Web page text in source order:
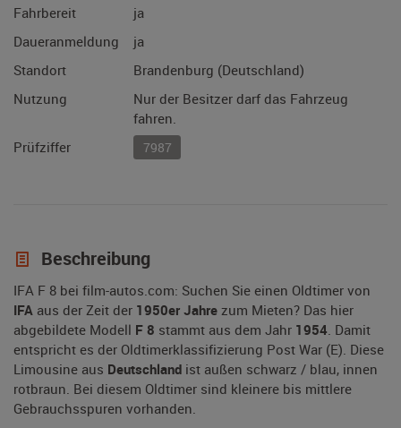
Fahrbereit
ja
Daueranmeldung
ja
Standort
Brandenburg (Deutschland)
Nutzung
Nur der Besitzer darf das Fahrzeug
fahren.
Prüfziffer
7987
Beschreibung
IFA F 8 bei film-autos.com: Suchen Sie einen Oldtimer von
IFA aus der Zeit der 1950er Jahre zum Mieten? Das hier
abgebildete Modell F 8 stammt aus dem Jahr 1954 . Damit
entspricht es der Oldtimerklassifizierung Post War (E). Diese
Limousine aus Deutschland ist außen schwarz / blau, innen
rotbraun. Bei diesem Oldtimer sind kleinere bis mittlere
Gebrauchsspuren vorhanden.